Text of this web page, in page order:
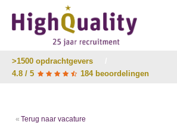
>1500 opdrachtgevers
4.8 / 5
184 beoordelingen
Terug naar vacature